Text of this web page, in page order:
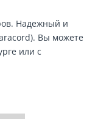
Надежный и
Вы можете
или с